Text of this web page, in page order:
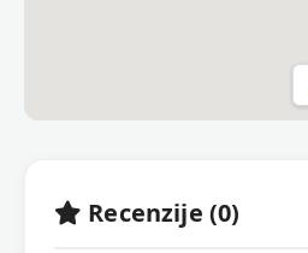
Recenzije (0)